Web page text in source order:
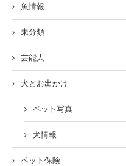
魚情報
未分類
芸能人
犬とお出かけ
ペット写真
犬情報
ペット保険